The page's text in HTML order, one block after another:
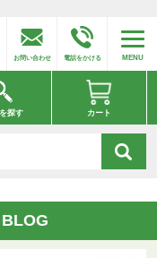
お問い合わせ 電話をかける MENU
探す カート